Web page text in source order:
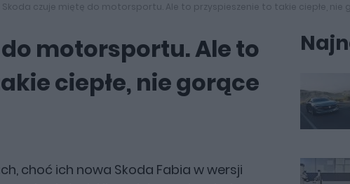
Skoda czuje miętę do motorsportu. Ale to przyspieszenie to takie ciepłe, nie
motorsportu. Ale to
ciepłe, nie gorące
choć ich nowa Skoda Fabia w wersji